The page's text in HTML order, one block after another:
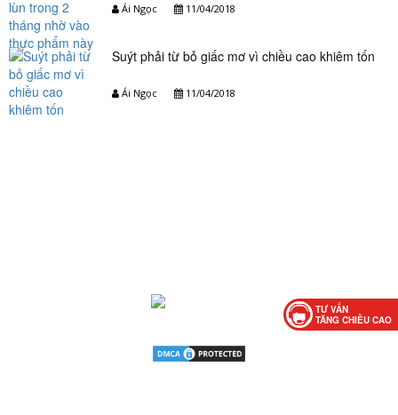
Ái Ngọc 11/04/2018
Suýt phải từ bỏ giấc mơ vì chiều cao khiêm tốn
Ái Ngọc 11/04/2018
TƯ VẤN
TĂNG CHIỀU CAO